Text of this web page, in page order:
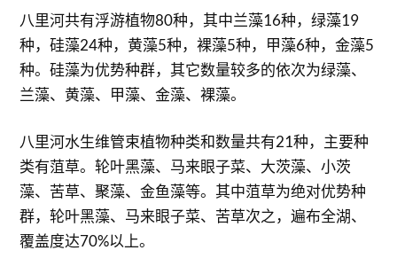
八里河共有浮游植物80种，其中兰藻16种，绿藻19
种，硅藻24种，黄藻5种，裸藻5种，甲藻6种，金藻5
种。硅藻为优势种群，其它数量较多的依次为绿藻、
兰藻、黄藻、甲藻、金藻、裸藻。
八里河水生维管束植物种类和数量共有21种，主要种
类有菹草。轮叶黑藻、马来眼子菜、大茨藻、小茨
藻、苦草、聚藻、金鱼藻等。其中菹草为绝对优势种
群，轮叶黑藻、马来眼子菜、苦草次之，遍布全湖、
覆盖度达70%以上。